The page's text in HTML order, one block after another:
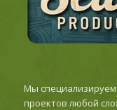
Мы
проектов любой